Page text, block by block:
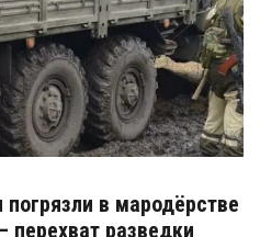
в мародёрстве
перехват разведки